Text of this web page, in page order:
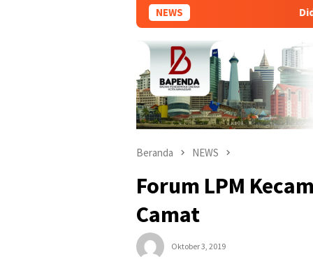
NEWS Diduga
Beranda NEWS
Forum LPM
Camat
Oktober 3, 2019